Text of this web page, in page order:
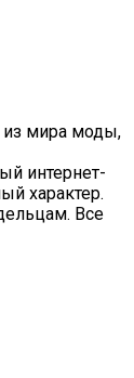
мира моды,
интернет-
характер.
Все